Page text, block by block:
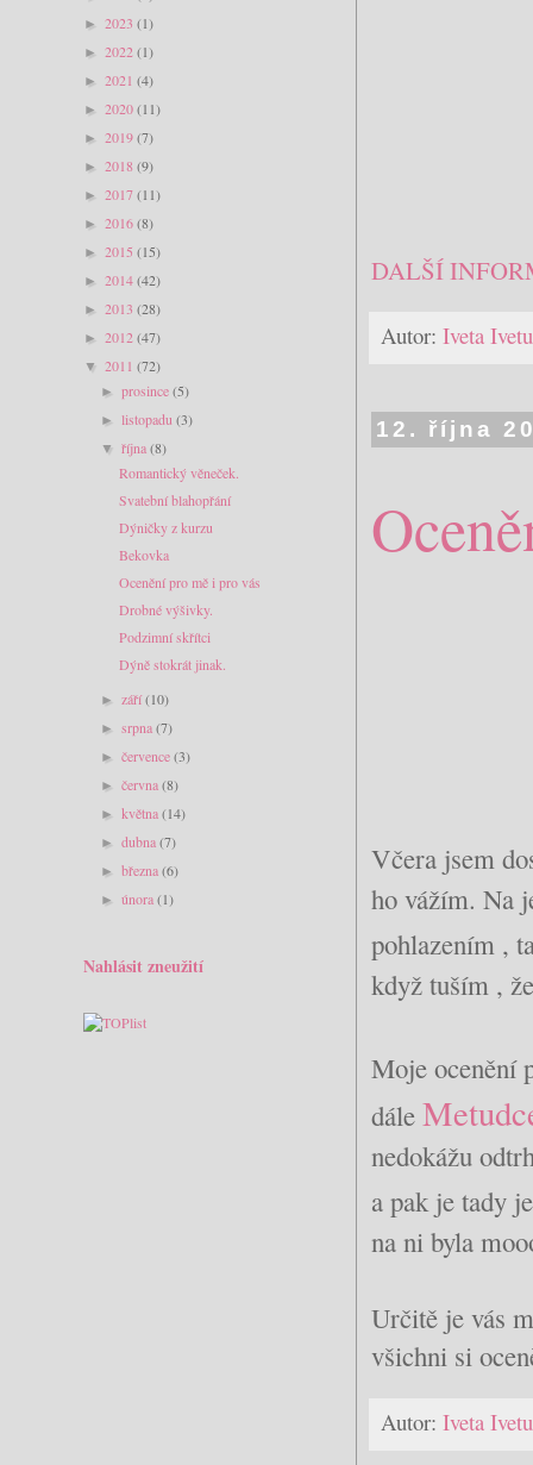
DALŠÍ
Autor: Iveta
12. října
Včera jsem
ho vážím. Na
pohlazením ,
když tuším ,
Moje ocenění
dále
nedokážu
a pak je tady
na ni byla
Určitě je vás
všichni si
Autor: Iveta
► 2023 (1)
► 2022(1)
► 2021 (4)
► 2020(11)
► 2019(7)
► 2018 (9)
► 2017(11)
► 2016(8)
► 2015 (15)
► 2014(42)
► 2013 (28)
► 2012(47)
▼ 2011 (72)
►prosince(5)
►listopadu(3)
▼října(8)
Romantický věneček.
Svatební blahopřání
Dýničky z kurzu
Bekovka
Ocenění pro mě i pro vás
Drobné výšivky.
Podzimní skřítci
Dýně stokrát jinak.
►září(10)
►srpna(7)
►července(3)
►června(8)
►května(14)
►dubna(7)
►března(6)
►února(1)
Nahlásit zneužití